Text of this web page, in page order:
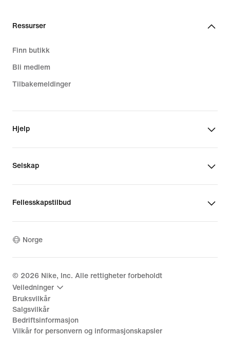
Ressurser
Finn butikk
Bli medlem
Tilbakemeldinger
Hjelp
Selskap
Fellesskapstilbud
Norge
© 2026 Nike, Inc. Alle rettigheter forbeholdt
Veiledninger
Bruksvilkår
Salgsvilkår
Bedriftsinformasjon
Vilkår for personvern og informasjonskapsler